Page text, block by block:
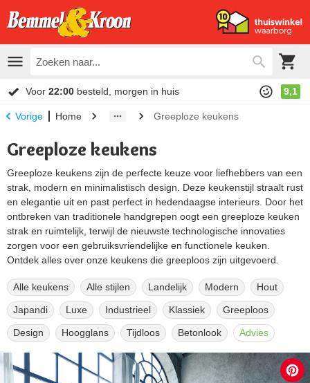
Voor 22:00 besteld, morgen in huis 9,1
Vorige Home Greeploze keukens
Greeploze keukens
Greeploze keukens zijn de perfecte keuze voor liefhebbers van een
strak, modern en minimalistisch design. Deze keukenstijl straalt rust
en elegantie uit en past perfect in hedendaagse interieurs. Door het
ontbreken van traditionele handgrepen oogt een greeploze keuken
strak en ruimtelijk, terwijl de nieuwste technologische innovaties
zorgen voor een gebruiksvriendelijke en functionele keuken.
Ontdek alles over onze keukens die greeploos zijn uitgevoerd.
Alle keukens Alle stijlen Landelijk Modern Hout
Japandi Luxe Industrieel Klassiek Greeploos
Design Hoogglans Tijdloos Betonlook Advies